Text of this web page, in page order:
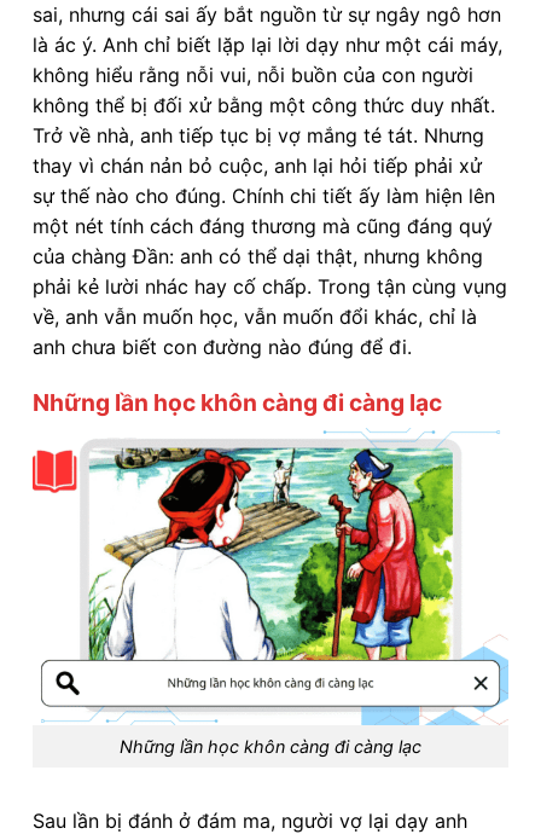
sai, nhưng cái sai ấy bắt nguồn từ sự ngây ngô hơn
là ác ý. Anh chỉ biết lặp lại lời dạy như một cái máy,
không hiểu rằng nỗi vui, nỗi buồn của con người
không thể bị đối xử bằng một công thức duy nhất.
Trở về nhà, anh tiếp tục bị vợ mắng té tát. Nhưng
thay vì chán nản bỏ cuộc, anh lại hỏi tiếp phải xử
sự thế nào cho đúng. Chính chi tiết ấy làm hiện lên
một nét tính cách đáng thương mà cũng đáng quý
của chàng Đần: anh có thể dại thật, nhưng không
phải kẻ lười nhác hay cố chấp. Trong tận cùng vụng
về, anh vẫn muốn học, vẫn muốn đổi khác, chỉ là
anh chưa biết con đường nào đúng để đi.
Những lần học khôn càng đi càng lạc
Những lần học khôn càng đi càng lạc
Sau lần bị đánh ở đám ma, người vợ lại dạy anh